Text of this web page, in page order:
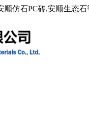
顺仿石PC砖,安顺生态